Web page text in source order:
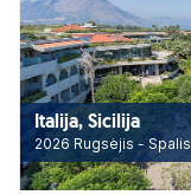
Italija, Sicilija
2026 Rugsėjis - Spalis